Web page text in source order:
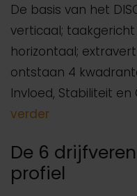
De basis van het
verticaal;
horizontaal;
ontstaan 4
Invloed, Stabiliteit
verder
De 6
profiel